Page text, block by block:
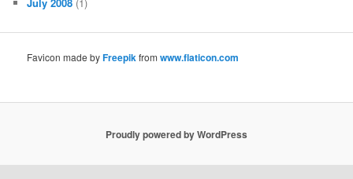
July 2008 (1)
Favicon made byFreepikfromwww.flaticon.com
Proudly powered by WordPress